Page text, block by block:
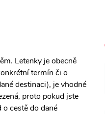
Letenky je obecně
termín či o
destinaci), je vhodné
proto pokud jste
cestě do dané